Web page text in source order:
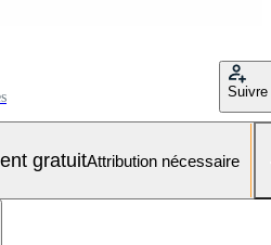
Suivre
gratuitAttribution nécessaire